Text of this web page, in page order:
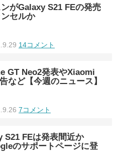
がGalaxy S21 FEの発売
セルか
14コメント
GT Neo2発表やXiaomi
など【今週のニュース】
7コメント
S21 FEは発表間近か
のサポートページに登